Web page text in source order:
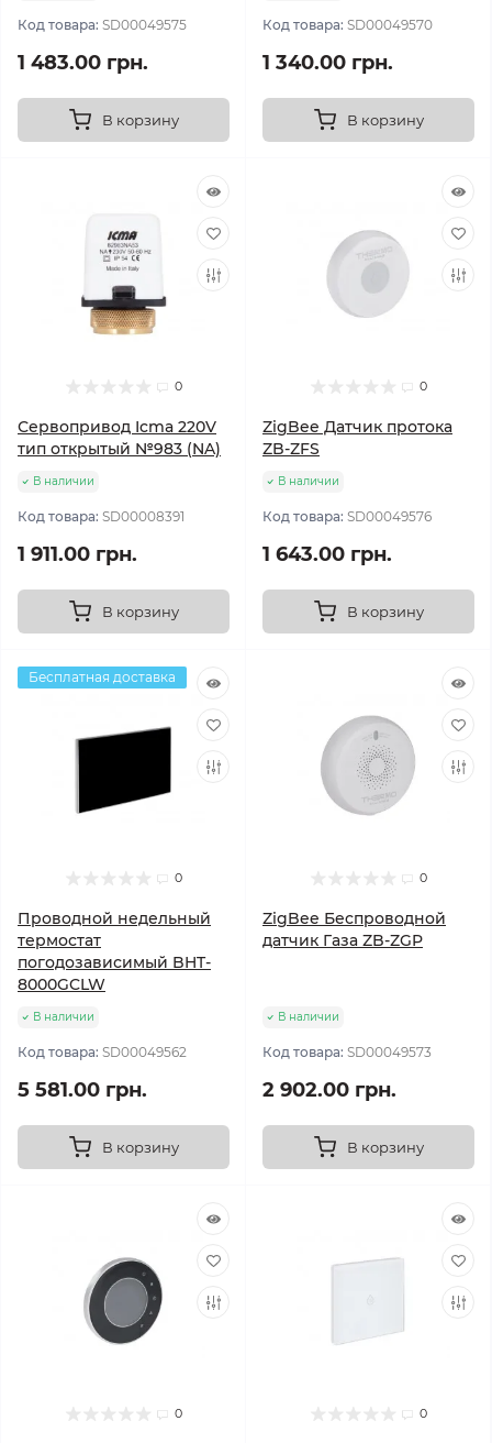
Код товара: SD00049575
1 483.00 грн.
В корзину
Код товара: SD00049570
1 340.00 грн.
В корзину
0
Сервопривод Icma 220V
тип открытый №983 (NA)
В наличии
Код товара: SD00008391
1 911.00 грн.
В корзину
0
ZigBee Датчик протока
ZB-ZFS
В наличии
Код товара: SD00049576
1 643.00 грн.
В корзину
Бесплатная доставка
0
Проводной недельный
термостат
погодозависимый BHT-
8000GCLW
В наличии
Код товара: SD00049562
5 581.00 грн.
В корзину
0
ZigBee Беспроводной
датчик Газа ZB-ZGP
В наличии
Код товара: SD00049573
2 902.00 грн.
В корзину
0 0